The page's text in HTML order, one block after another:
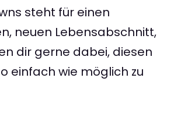
steht für einen
neuen Lebensabschnitt,
dir gerne dabei, diesen
einfach wie möglich zu